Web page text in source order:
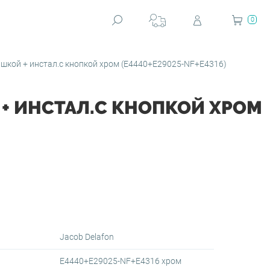
0
+ инстал.с кнопкой хром (E4440+E29025-NF+E4316)
ИНСТАЛ.С КНОПКОЙ ХРОМ
Jacob Delafon
E4440+E29025-NF+E4316 хром